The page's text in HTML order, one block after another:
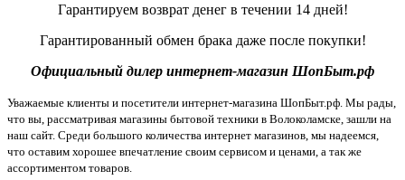
Гарантируем возврат денег в течении 14 дней!
Гарантированный обмен брака даже после покупки!
Официальный дилер интернет-магазин ШопБыт.рф
Уважаемые клиенты и посетители интернет-магазина ШопБыт.рф. Мы рады,
что вы, рассматривая магазины бытовой техники в Волоколамске, зашли на
наш сайт. Среди большого количества интернет магазинов, мы надеемся,
что оставим хорошее впечатление своим сервисом и ценами, а так же
ассортиментом товаров.